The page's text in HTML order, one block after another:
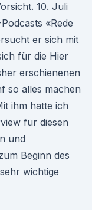
10. Juli
«Rede
er sich mit
für die Hier
erschienenen
so alles machen
ihm hatte ich
für diesen
und
Beginn des
wichtige